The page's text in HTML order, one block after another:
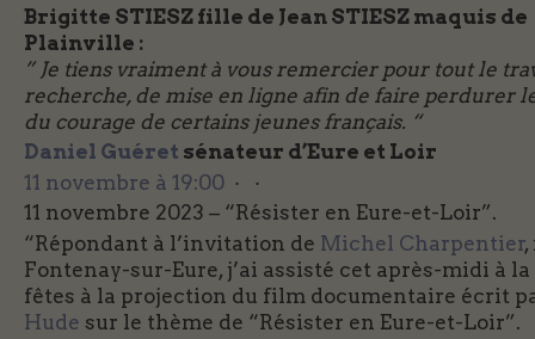
Brigitte STIESZ fille de Jean STIESZ maquis de
Plainville :
” Je tiens vraiment à vous remercier pour tout le
recherche, de mise en ligne afin de faire perdurer
du courage de certains jeunes français. “
Daniel Guéret sénateur d’Eure et Loir
11 novembre à 19:00 · ·
11 novembre 2023 – “Résister en Eure-et-Loir”.
“Répondant à l’invitation de Michel Charpentier
Fontenay-sur-Eure, j’ai assisté cet après-midi à
fêtes à la projection du film documentaire écrit
Hude sur le thème de “Résister en Eure-et-Loir”.